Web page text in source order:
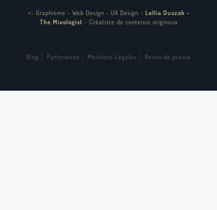
<- Graphisme - Web Design - UX Design - Lellia Duszak -
The Mixologist - Créatrice de contenus originaux
Blog Partenaires Mentions Légales Revue de presse